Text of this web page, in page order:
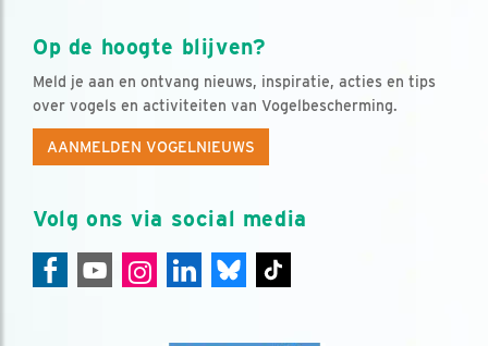
Op de hoogte blijven?
Meld je aan en ontvang nieuws, inspiratie, acties en tips
over vogels en activiteiten van Vogelbescherming.
AANMELDEN VOGELNIEUWS
Volg ons via social media